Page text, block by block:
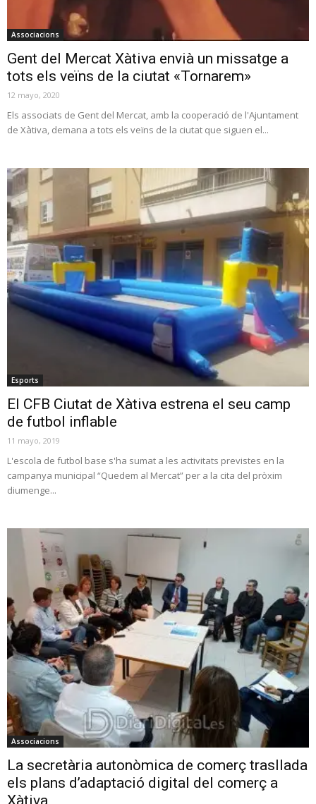
Associacions
Gent del Mercat Xàtiva envià un missatge a
tots els veïns de la ciutat «Tornarem»
12 mayo, 2020
Els associats de Gent del Mercat, amb la cooperació de l'Ajuntament
de Xàtiva, demana a tots els veïns de la ciutat que siguen el...
Esports
El CFB Ciutat de Xàtiva estrena el seu camp
de futbol inflable
11 mayo, 2019
L'escola de futbol base s'ha sumat a les activitats previstes en la
campanya municipal “Quedem al Mercat” per a la cita del pròxim
diumenge...
Associacions
La secretària autonòmica de comerç trasllada
els plans d’adaptació digital del comerç a
Xàtiva